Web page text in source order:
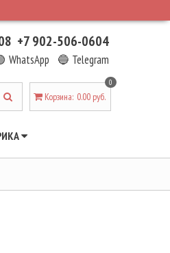
+7 902-506-0604
WhatsApp 🔵 Telegram
Корзина:
0
0.00 руб.